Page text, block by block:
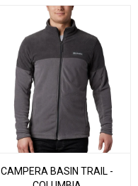
CAMPERA BASIN TRAIL -